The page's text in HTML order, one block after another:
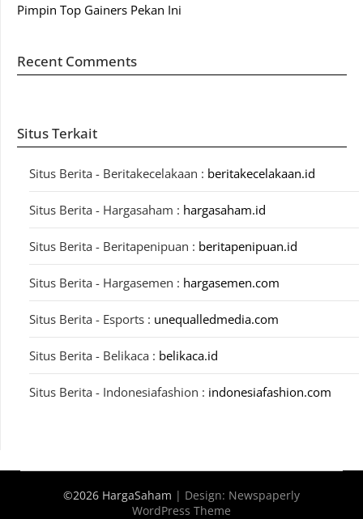
Pimpin Top Gainers Pekan Ini
Recent Comments
Situs Terkait
Situs Berita - Beritakecelakaan : beritakecelakaan.id
Situs Berita - Hargasaham : hargasaham.id
Situs Berita - Beritapenipuan : beritapenipuan.id
Situs Berita - Hargasemen : hargasemen.com
Situs Berita - Esports : unequalledmedia.com
Situs Berita - Belikaca : belikaca.id
Situs Berita - Indonesiafashion : indonesiafashion.com
©2026 HargaSaham | Design: Newspaperly
WordPress Theme